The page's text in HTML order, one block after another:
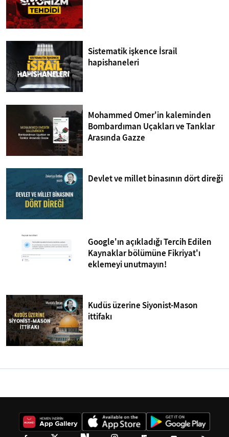
Sistematik işkence İsrail
hapishaneleri
Mohammed Omer'in kaleminden
Bombardıman Uçakları ve Tanklar
Arasında Gazze
Devlet ve millet binasının dört direği
Google'ın açıkladığı Tercih Edilen
Kaynaklar bölümüne Fikriyat'ı
eklemeyi unutmayın!
Kudüs üzerine Siyonist-Mason
ittifakı